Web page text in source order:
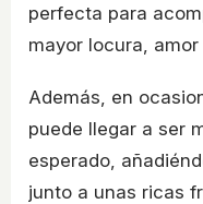
perfecta para
mayor locura,
Además, en
puede llegar a ser
esperado,
junto a unas ricas